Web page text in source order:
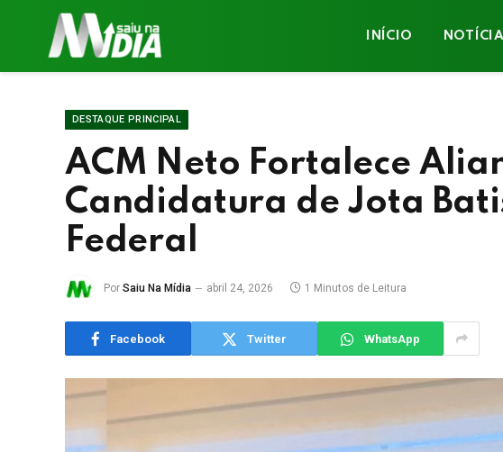
INÍCIO
DESTAQUE PRINCIPAL
ACM Neto Fortalece
Candidatura de Jota
Federal
Por Saiu Na Mídia abril 24, 2026 1 Minutos de Leitura
Facebook Twitter WhatsApp